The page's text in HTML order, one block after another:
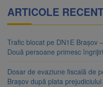
ARTICOLE
Trafic blocat pe DN1E Brașov
Două persoane primesc
Dosar de evaziune fiscală de
Brașov după plata prejudiciului